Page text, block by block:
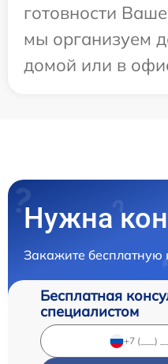
готовности
мы организуем
домой или в
Нужна
Закажите бесплатную
Бесплатная
специалистом